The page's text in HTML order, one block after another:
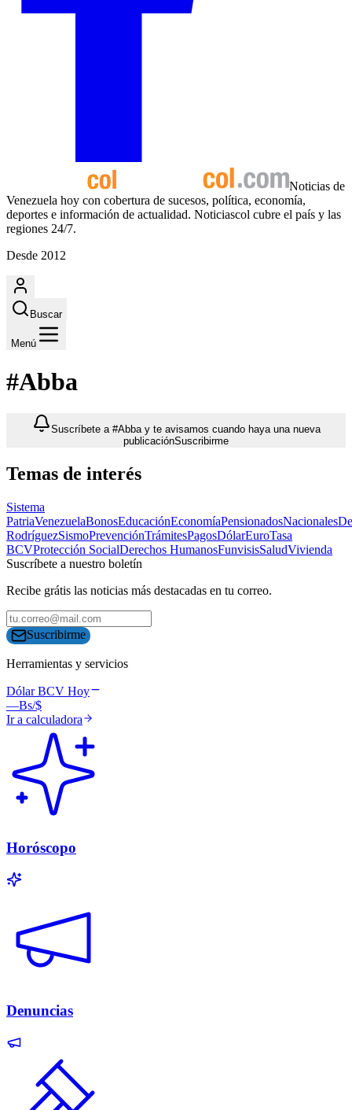
Noticias de
Venezuela hoy con cobertura de sucesos, política, economía,
deportes e información de actualidad. Noticiascol cubre el país y las
regiones 24/7.
Desde 2012
Buscar
Menú
#Abba
Suscríbete a #Abba y te avisamos cuando haya una nueva
publicaciónSuscribirme
Temas de interés
Sistema
PatriaVenezuelaBonosEducaciónEconomíaPensionadosNacionales
RodríguezSismoPrevenciónTrámitesPagosDólarEuroTasa
BCVProtección SocialDerechos HumanosFunvisisSaludVivienda
Suscríbete a nuestro boletín
Recibe grátis las noticias más destacadas en tu correo.
Suscribirme
Herramientas y servicios
Dólar BCV Hoy
—Bs/$
Ir a calculadora
Horóscopo
Denuncias